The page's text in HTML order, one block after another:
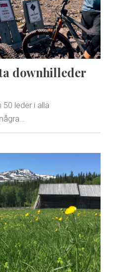
downhilleder
50 leder i alla